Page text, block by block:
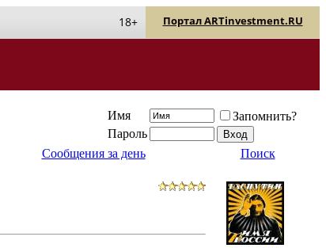
Портал ARTinvestment.RU
18+
Имя
Запомнить?
Пароль
Сообщения за день Поиск